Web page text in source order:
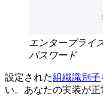
エンタープライ
パスワード
設定された組織識別子
い。あなたの実装が